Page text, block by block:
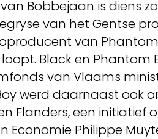
Bobbejaan is diens
van het Gentse
van
Black en
van Vlaams
werd daarnaast ook
Flanders, een initiatief
Economie Philippe